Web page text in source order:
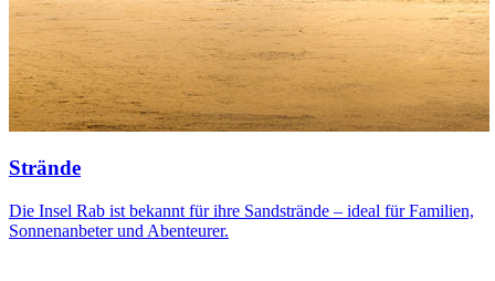
Strände
Die Insel Rab ist bekannt für ihre Sandstrände – ideal für Familien,
Sonnenanbeter und Abenteurer.